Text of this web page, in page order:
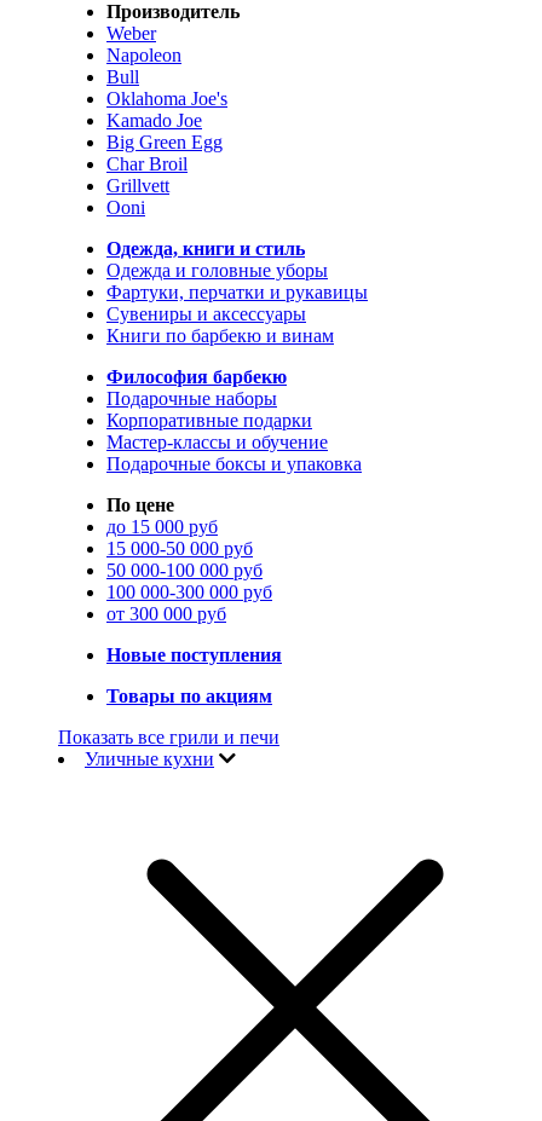
Производитель
Weber
Napoleon
Bull
Oklahoma Joe's
Kamado Joe
Big Green Egg
Char Broil
Grillvett
Ooni
Одежда, книги и стиль
Одежда и головные уборы
Фартуки, перчатки и рукавицы
Сувениры и аксессуары
Книги по барбекю и винам
Философия барбекю
Подарочные наборы
Корпоративные подарки
Мастер-классы и обучение
Подарочные боксы и упаковка
По цене
до 15 000 руб
15 000-50 000 руб
50 000-100 000 руб
100 000-300 000 руб
от 300 000 руб
Новые поступления
Товары по акциям
Показать все грили и печи
Уличные кухни